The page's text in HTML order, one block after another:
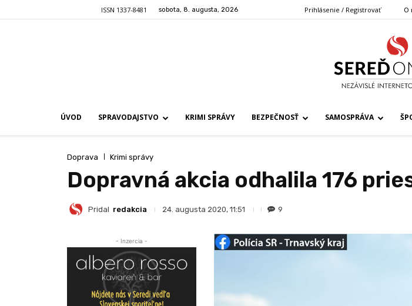
ISSN 1337-8481 sobota, 8. augusta, 2026 Prihlásenie / Registrovať O
ÚVOD SPRAVODAJSTVO KRIMI SPRÁVY BEZPEČNOSŤ SAMOSPRÁVA
Doprava Krimi správy
Dopravná akcia odhalila 176
Pridal redakcia 24. augusta 2020, 11:51 9
- Inzercia -